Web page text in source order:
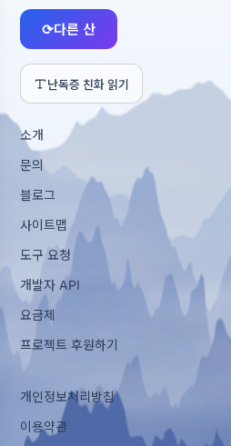
⟳다른 산
난독증 친화 읽기
소개
문의
블로그
사이트맵
도구 요청
개발자 API
요금제
프로젝트 후원하기
개인정보처리방침
이용약관